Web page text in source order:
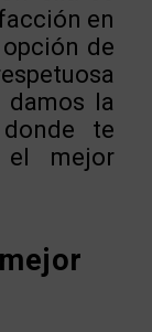
en
de
la
te
el mejor